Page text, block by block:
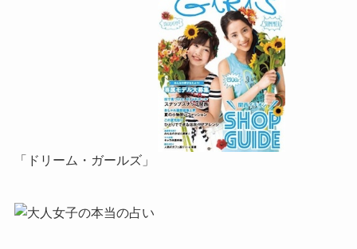
「ドリーム・ガールズ」